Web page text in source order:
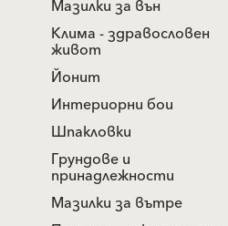
Мазилки за вън
Клима - здравословен
живот
Йонит
Интериорни бои
Шпакловки
Грундове и
принадлежности
Мазилки за вътре